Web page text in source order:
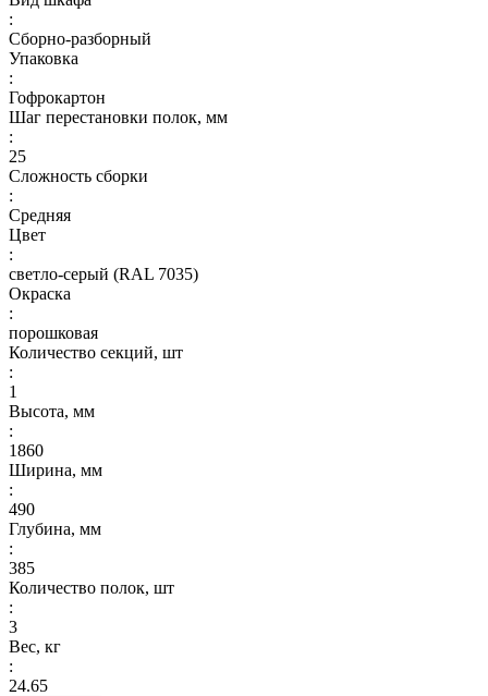
:
Сборно-разборный
Упаковка
:
Гофрокартон
Шаг перестановки полок, мм
:
25
Сложность сборки
:
Средняя
Цвет
:
светло-серый (RAL 7035)
Окраска
:
порошковая
Количество секций, шт
:
1
Высота, мм
:
1860
Ширина, мм
:
490
Глубина, мм
:
385
Количество полок, шт
:
3
Вес, кг
:
24.65